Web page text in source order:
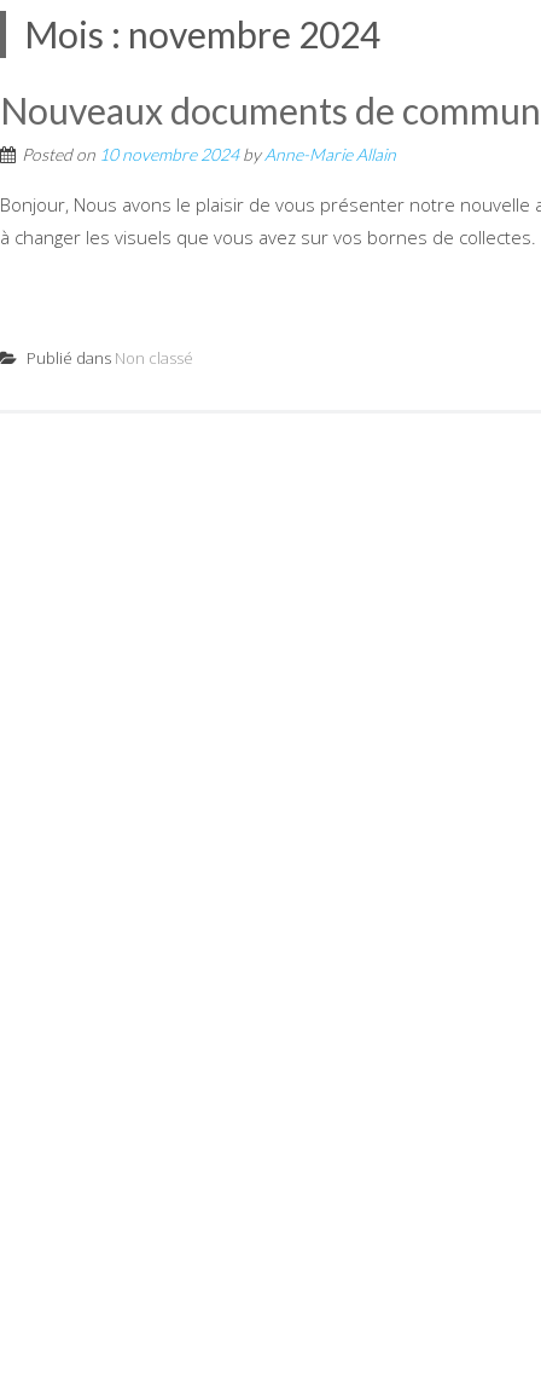
Mois : novembre 2024
Nouveaux documents de
Posted on 10 novembre 2024byAnne-Marie Allain
Bonjour, Nous avons le plaisir de vous présenter notre
à changer les visuels que vous avez sur vos bornes de collectes.
Publié dans Non classé